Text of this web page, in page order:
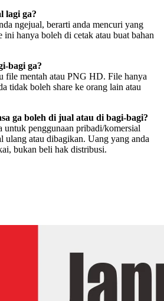
lagi ga?
ngejual, berarti anda mencuri yang
ini hanya boleh di cetak atau buat bahan
bagi ga?
mentah atau PNG HD. File hanya
tidak boleh share ke orang lain atau
ga boleh di jual atau di bagi-bagi?
penggunaan pribadi/komersial
ulang atau dibagikan. Uang yang anda
bukan beli hak distribusi.